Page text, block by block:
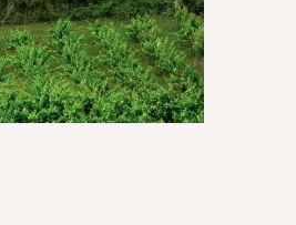
- Siret : 483 630 372 00074
- 8 boulevard Mirabeau - 13210
000 €